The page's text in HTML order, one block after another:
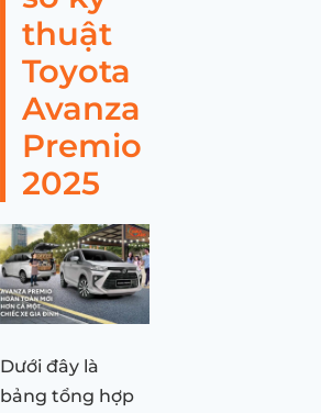
thuật
Toyota
Avanza
Premio
2025
Dưới đây là
bảng tổng hợp